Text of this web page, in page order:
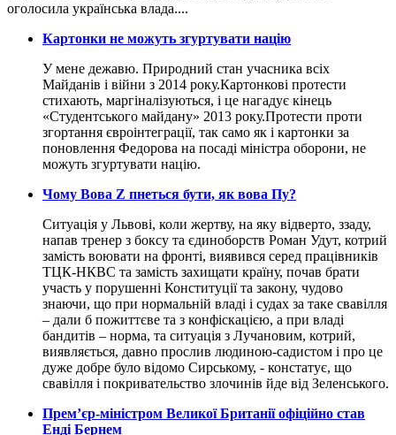
оголосила українська влада....
​Картонки не можуть згуртувати націю
У мене дежавю. Природний стан учасника всіх
Майданів і війни з 2014 року.Картонкові протести
стихають, маргіналізуються, і це нагадує кінець
«Студентського майдану» 2013 року.Протести проти
згортання євроінтеграції, так само як і картонки за
поновлення Федорова на посаді міністра оборони, не
можуть згуртувати націю.
​Чому Вова Z пнеться бути, як вова Пу?
Ситуація у Львові, коли жертву, на яку відверто, ззаду,
напав тренер з боксу та єдиноборств Роман Удут, котрий
замість воювати на фронті, виявився серед працівників
ТЦК-НКВС та замість захищати країну, почав брати
участь у порушенні Конституції та закону, чудово
знаючи, що при нормальній владі і судах за таке свавілля
– дали б пожиттєве та з конфіскацією, а при владі
бандитів – норма, та ситуація з Лучановим, котрий,
виявляється, давно прослив людиною-садистом і про це
дуже добре було відомо Сирському, - констатує, що
свавілля і покривательство злочинів йде від Зеленського.
​Прем’єр-міністром Великої Британії офіційно став
Енді Бернем